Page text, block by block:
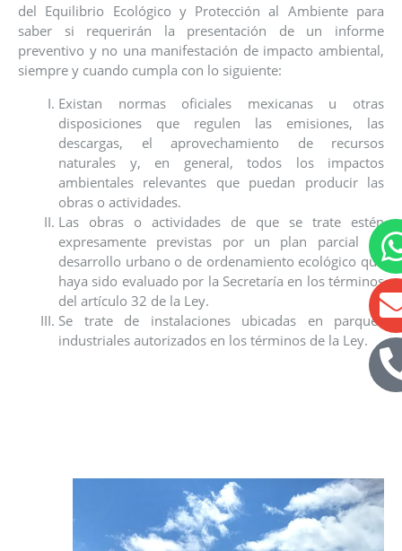
del Equilibrio Ecológico y Protección al Ambiente para
saber si requerirán la presentación de un informe
preventivo y no una manifestación de impacto ambiental,
siempre y cuando cumpla con lo siguiente:
Existan normas oficiales mexicanas u otras
disposiciones que regulen las emisiones, las
descargas, el aprovechamiento de recursos
naturales y, en general, todos los impactos
ambientales relevantes que puedan producir las
obras o actividades.
Las obras o actividades de que se trate estén
expresamente previstas por un plan parcial de
desarrollo urbano o de ordenamiento ecológico que
haya sido evaluado por la Secretaría en los términos
del artículo 32 de la Ley.
Se trate de instalaciones ubicadas en parques
industriales autorizados en los términos de la Ley.